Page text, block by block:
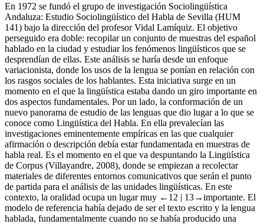
En 1972 se fundó el grupo de investigación Sociolingüística
Andaluza: Estudio Sociolingüístico del Habla de Sevilla (HUM
141) bajo la dirección del profesor Vidal Lamíquiz. El objetivo
perseguido era doble: recopilar un conjunto de muestras del español
hablado en la ciudad y estudiar los fenómenos lingüísticos que se
desprendían de ellas. Este análisis se haría desde un enfoque
variacionista, donde los usos de la lengua se ponían en relación con
los rasgos sociales de los hablantes. Esta iniciativa surge en un
momento en el que la lingüística estaba dando un giro importante en
dos aspectos fundamentales. Por un lado, la conformación de un
nuevo panorama de estudio de las lenguas que dio lugar a lo que se
conoce como Lingüística del Habla. En ella prevalecían las
investigaciones eminentemente empíricas en las que cualquier
afirmación o descripción debía estar fundamentada en muestras de
habla real. Es el momento en el que va despuntando la Lingüística
de Corpus (Villayandre, 2008), donde se empiezan a recolectar
materiales de diferentes entornos comunicativos que serán el punto
de partida para el análisis de las unidades lingüísticas. En este
contexto, la oralidad ocupa un lugar muy ←12 | 13→importante. El
modelo de referencia había dejado de ser el texto escrito y la lengua
hablada, fundamentalmente cuando no se había producido una